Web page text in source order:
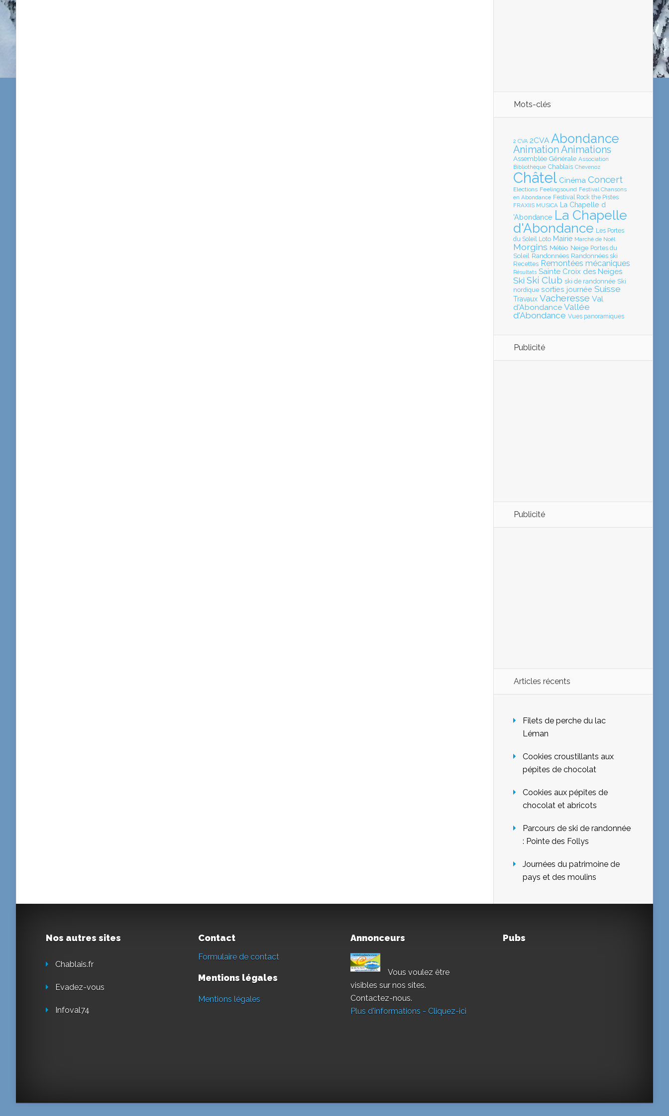
Mots-clés
2 CVA 2CVA Abondance
Animation Animations
Assemblée Générale Association
Bibliothèque Chablais Chevenoz
Châtel Cinéma Concert
Elections Feelingsound Festival Chansons
en Abondance Festival Rock the Pistes
FRAXIIS MUSICA
La Chapelle d
'Abondance La Chapelle
d'Abondance Les Portes
du Soleil Loto Mairie Marché de Noël
Morgins Météo Neige Portes du
Soleil Randonnées Randonnées ski
Recettes Remontées mécaniques
Résultats Sainte Croix des Neiges
Ski Ski Club ski de randonnée Ski
nordique sorties journée Suisse
Travaux Vacheresse Val
d'Abondance Vallée
d'Abondance Vues panoramiques
Publicité
Publicité
Articles récents
Filets de perche du lac
Léman
Cookies croustillants aux
pépites de chocolat
Cookies aux pépites de
chocolat et abricots
Parcours de ski de randonnée
: Pointe des Follys
Journées du patrimoine de
pays et des moulins
Nos autres sites
Chablais.fr
Evadez-vous
Infoval74
Contact
Formulaire de contact
Mentions légales
Mentions légales
Annonceurs
Vous voulez être
visibles sur nos sites.
Contactez-nous.
Plus d'informations - Cliquez-ici
Pubs